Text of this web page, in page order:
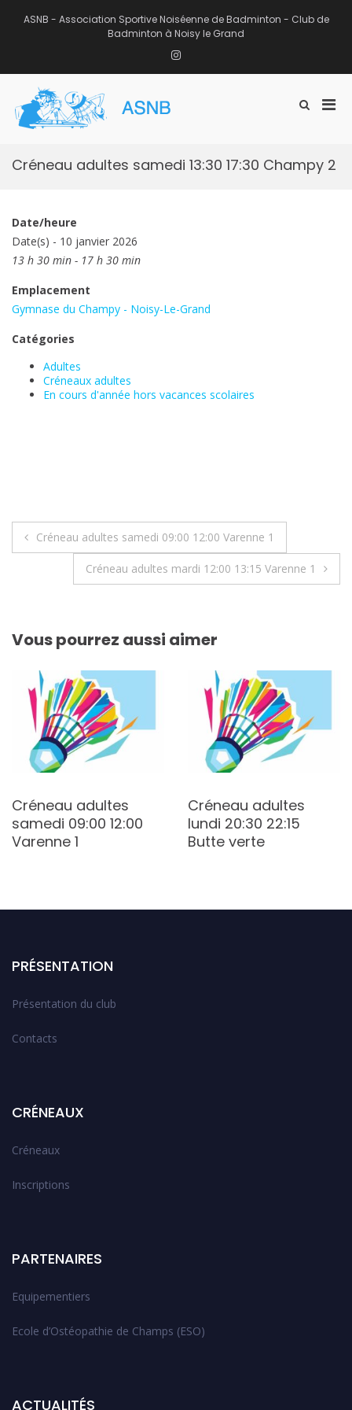
ASNB - Association Sportive Noiséenne de Badminton - Club de
Badminton à Noisy le Grand
Instagram
Afficher
recherche
Créneau adultes samedi 13:30 17:30 Champy 2
Date/heure
Date(s) - 10 janvier 2026
13 h 30 min - 17 h 30 min
Emplacement
Gymnase du Champy - Noisy-Le-Grand
Catégories
Adultes
Créneaux adultes
En cours d'année hors vacances scolaires
Navigation
Créneau adultes samedi 09:00 12:00 Varenne 1
Créneau adultes mardi 12:00 13:15 Varenne 1
Vous pourrez aussi aimer
Créneau adultes
samedi 09:00 12:00
Varenne 1
Créneau adultes
lundi 20:30 22:15
Butte verte
PRÉSENTATION
Présentation du club
Contacts
CRÉNEAUX
Créneaux
Inscriptions
PARTENAIRES
Equipementiers
Ecole d’Ostéopathie de Champs (ESO)
ACTUALITÉS